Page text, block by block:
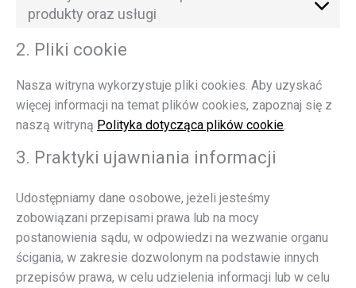
produkty oraz usługi
2. Pliki cookie
Nasza witryna wykorzystuje pliki cookies. Aby uzyskać
więcej informacji na temat plików cookies, zapoznaj się z
naszą witryną Polityka dotycząca plików cookie
3. Praktyki ujawniania informacji
Udostępniamy dane osobowe, jeżeli jesteśmy
zobowiązani przepisami prawa lub na mocy
postanowienia sądu, w odpowiedzi na wezwanie organu
ścigania, w zakresie dozwolonym na podstawie innych
przepisów prawa, w celu udzielenia informacji lub w celu